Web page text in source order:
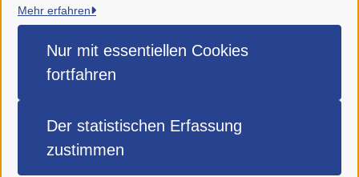
Mehr erfahren
Nur mit essentiellen Cookies
fortfahren
Der statistischen Erfassung
zustimmen
Alle Rechte vorbehalten
Impressum
Barrierefreiheit